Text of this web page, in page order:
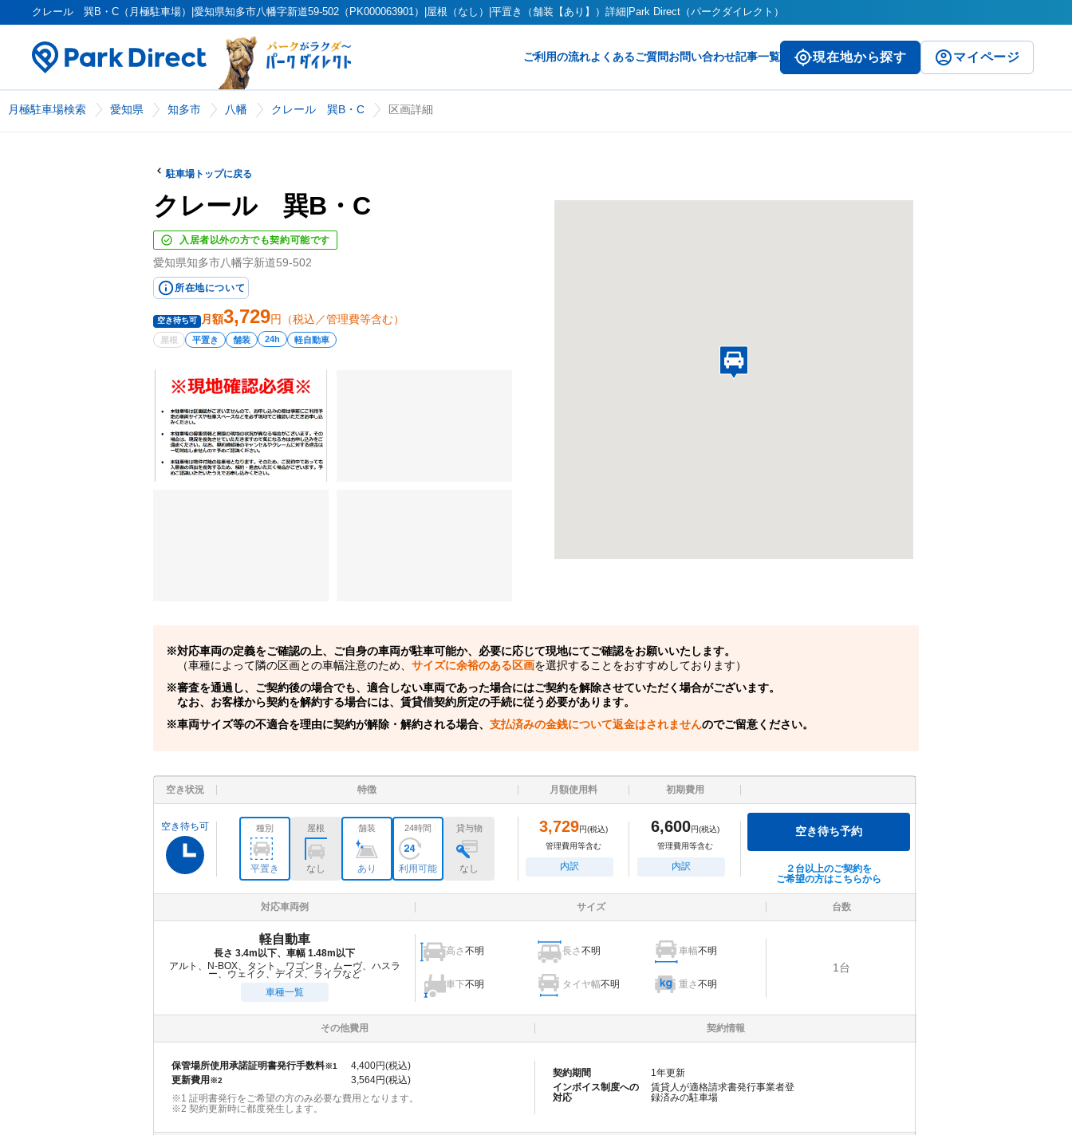
クレール 巽B・C（月極駐車場）|愛知県知多市八幡字新道59-502（PK000063901）|屋根（なし）|平置き（舗装【あり】）詳細|Park Direct（パークダイレクト）
ご利用の流れよくあるご質問お問い合わせ記事一覧 現在地から探す マイページ
月極駐車場検索 愛知県 知多市 八幡 クレール 巽B・C 区画詳細
駐車場トップに戻る
クレール 巽B・C
入居者以外の方でも契約可能です
愛知県知多市八幡字新道59-502
所在地について
空き待ち可 月額3,729円（税込／管理費等含む）
屋根 平置き 舗装 24h 軽自動車
対応車両の定義をご確認の上、ご自身の車両が駐車可能か、必要に応じて現地にてご確認をお願いいたします。
（車種によって隣の区画との車幅注意のため、 サイズに余裕のある区画を選択することをおすすめしております）
審査を通過し、ご契約後の場合でも、適合しない車両であった場合にはご契約を解除させていただく場合がございます。
なお、お客様から契約を解約する場合には、賃貸借契約所定の手続に従う必要があります。
車両サイズ等の不適合を理由に契約が解除・解約される場合、 支払済みの金銭について返金はされませんのでご留意ください。
空き状況 特徴 月額使用料 初期費用
空き待ち可 種別
平置き
屋根
なし
舗装
あり
24時間
利用可能
貸与物
なし
3,729円(税込)
管理費用等含む
内訳
6,600円(税込)
管理費用等含む
内訳
空き待ち予約
２台以上のご契約を
ご希望の方はこちらから
対応車両例 サイズ 台数
軽自動車
長さ 3.4m以下、車幅 1.48m以下
アルト、N-BOX、タント、ワゴンＲ、ムーヴ、ハスラ
ー、ウェイク、デイズ、ライフなど
車種一覧
高さ不明 長さ不明 車幅不明
車下不明 タイヤ幅不明 重さ不明
1 台
その他費用 契約情報
保管場所使用承諾証明書発行手数料※1 4,400円(税込)
更新費用※2 3,564円(税込)
※1 証明書発行をご希望の方のみ必要な費用となります。
※2 契約更新時に都度発生します。
契約期間 1年更新
インボイス制度への
対応
賃貸人が適格請求書発行事業者登
録済みの駐車場